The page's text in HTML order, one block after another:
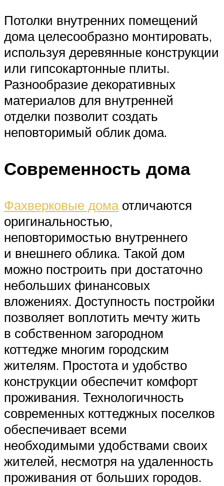
Потолки внутренних помещений
дома целесообразно монтировать,
используя деревянные конструкции
или гипсокартонные плиты.
Разнообразие декоративных
материалов для внутренней
отделки позволит создать
неповторимый облик дома.
Современность дома
Фахверковые домаотличаются
оригинальностью,
неповторимостью внутреннего
и внешнего облика. Такой дом
можно построить при достаточно
небольших финансовых
вложениях. Доступность постройки
позволяет воплотить мечту жить
в собственном загородном
коттедже многим городским
жителям. Простота и удобство
конструкции обеспечит комфорт
проживания. Технологичность
современных коттеджных поселков
обеспечивает всеми
необходимыми удобствами своих
жителей, несмотря на удаленность
проживания от больших городов.